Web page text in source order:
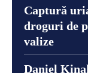
Captură
droguri de
valize
Daniel